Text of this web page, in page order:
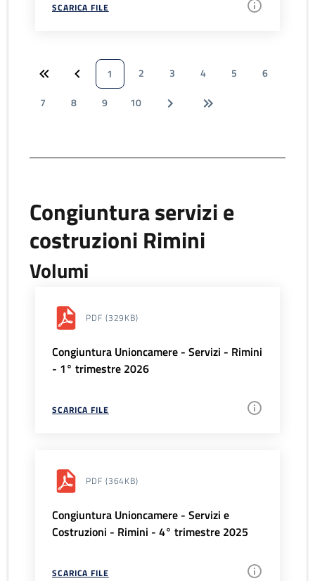
SCARICA FILE
1 2 3 4 5
6
7
8 9 10
Congiuntura servizi e
costruzioni Rimini
Volumi
PDF (329KB)
Congiuntura Unioncamere - Servizi - Rimini
- 1° trimestre 2026
SCARICA FILE
PDF (364KB)
Congiuntura Unioncamere - Servizi e
Costruzioni - Rimini - 4° trimestre 2025
SCARICA FILE